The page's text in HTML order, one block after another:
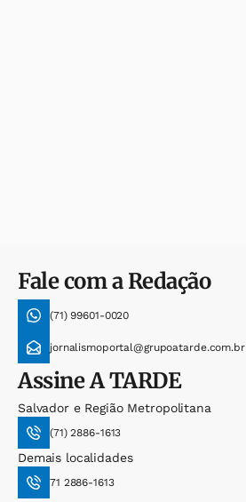
Fale com a Redação
(71) 99601-0020
jornalismoportal@grupoatarde.com.br
AssineA TARDE
Salvador e Região Metropolitana
(71) 2886-1613
Demais localidades
71 2886-1613